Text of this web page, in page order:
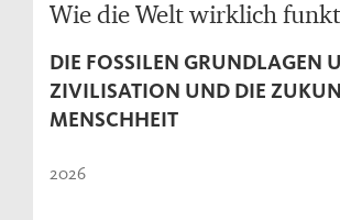
Wie die Welt wirklich
DIE FOSSILEN GRUNDLAGEN
ZIVILISATION UND DIE
MENSCHHEIT
2026